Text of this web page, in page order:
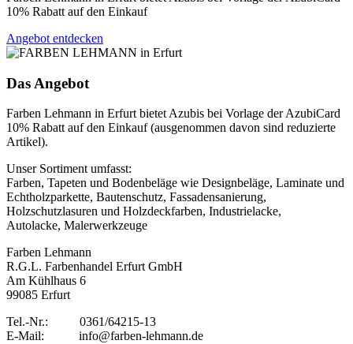
10% Rabatt auf den Einkauf
Angebot entdecken
Das Angebot
Farben Lehmann in Erfurt bietet Azubis bei Vorlage der AzubiCard
10% Rabatt auf den Einkauf (ausgenommen davon sind reduzierte
Artikel).
Unser Sortiment umfasst:
Farben, Tapeten und Bodenbeläge wie Designbeläge, Laminate und
Echtholzparkette, Bautenschutz, Fassadensanierung,
Holzschutzlasuren und Holzdeckfarben, Industrielacke,
Autolacke, Malerwerkzeuge
Farben Lehmann
R.G.L. Farbenhandel Erfurt GmbH
Am Kühlhaus 6
99085 Erfurt
Tel.-Nr.: 0361/64215-13
E-Mail: info@farben-lehmann.de